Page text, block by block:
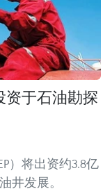
资于石油勘探
）将出资约3.8亿
井发展。